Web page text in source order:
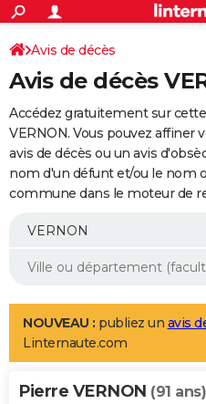
ACTUALITÉS
Politique
Société
Faits Divers
Education
Monde
Villes
+
SPORT
Coupe du monde 2026
Football
Tennis
Cyclisme
Rugby
Forum
Programme TV
TNT
Streaming
Cinéma
Sorties cinéma
Musique
+
FINANCE
Retraite
Epargne
Immobilier
Risques naturels par ville
Banque
Assurance
AUTO
Essais
Réserver un essai
Citadines
Berlines
SUV
Forum auto
+
Mobiles
Meilleur smartphone
Internet
Ordinateurs
Jeux vidéo
Guide high-tech
Aménagement intérieur
LIFESTYLE
Art de vivre
Bien-être
Loisirs
Mode
Modes de vie
Alimentation
Guide de la santé
Maladies
Médicaments
Sommeil
VOYAGE
Avis de décès
Avis de décès
Accédez gratuitement sur
VERNON. Vous pouvez affiner
avis de décès ou un avis
nom d'un défunt et/ou le nom
commune dans le moteur de
NOUVEAU : publiez un avis
Linternaute.com
Pierre VERNON (91 ans)